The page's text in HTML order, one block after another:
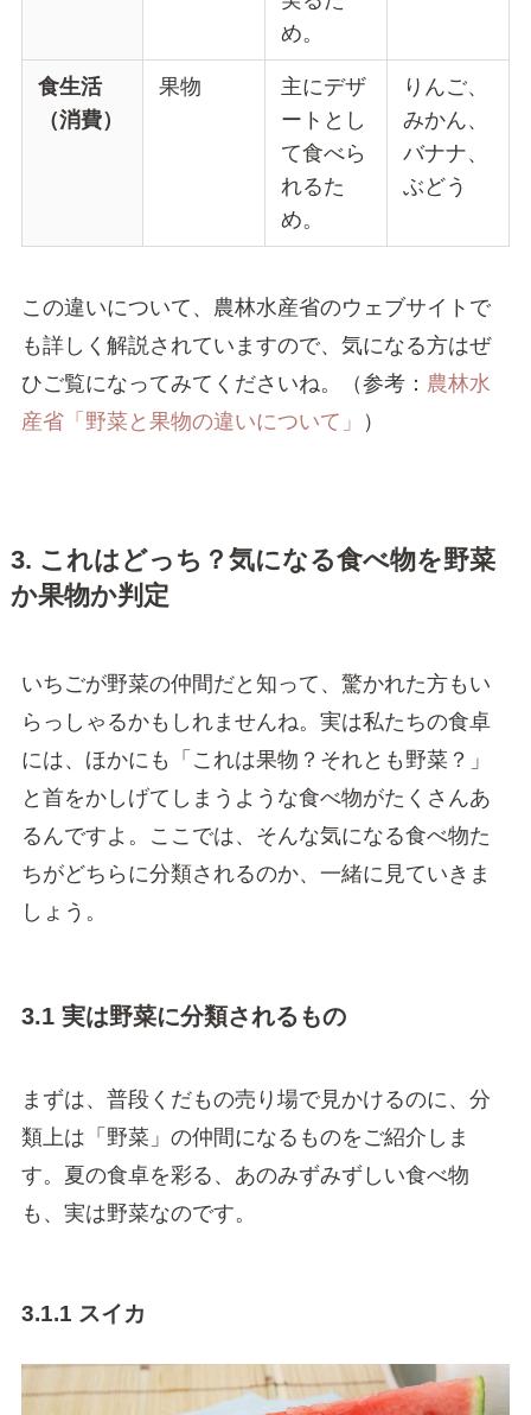
め。
食生活
（消費）
果物
主にデザ
ートとし
て食べら
れるた
め。
りんご、
みかん、
バナナ、
ぶどう
この違いについて、農林水産省のウェブサイトで
も詳しく解説されていますので、気になる方はぜ
ひご覧になってみてくださいね。（参考： 農林水
産省「野菜と果物の違いについて」
）
3. これはどっち？気になる食べ物を野菜
か果物か判定
いちごが野菜の仲間だと知って、驚かれた方もい
らっしゃるかもしれませんね。実は私たちの食卓
には、ほかにも「これは果物？それとも野菜？」
と首をかしげてしまうような食べ物がたくさんあ
るんですよ。ここでは、そんな気になる食べ物た
ちがどちらに分類されるのか、一緒に見ていきま
しょう。
3.1 実は野菜に分類されるもの
まずは、普段くだもの売り場で見かけるのに、分
類上は「野菜」の仲間になるものをご紹介しま
す。夏の食卓を彩る、あのみずみずしい食べ物
も、実は野菜なのです。
3.1.1 スイカ